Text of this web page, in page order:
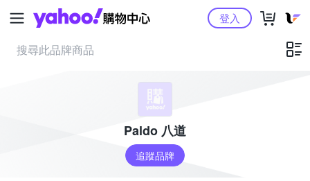
Yahoo購物中心登入
Paldo 八道
追蹤品牌